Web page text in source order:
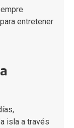
entretener
isla a través